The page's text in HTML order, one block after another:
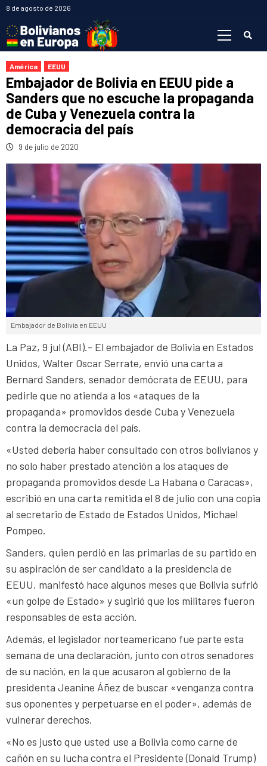
Saltar
contenido
8 de agosto de 2026
América EEUU
Embajador de Bolivia en EEUU pide a
Sanders que no escuche la propaganda
de Cuba y Venezuela contra la
democracia del país
9 de julio de 2020
Embajador de Bolivia en EEUU
La Paz, 9 jul (ABI).- El embajador de Bolivia en Estados
Unidos, Walter Oscar Serrate, envió una carta a
Bernard Sanders, senador demócrata de EEUU, para
pedirle que no atienda a los «ataques de la
propaganda» promovidos desde Cuba y Venezuela
contra la democracia del país.
«Usted debería haber consultado con otros bolivianos y
no solo haber prestado atención a los ataques de
propaganda promovidos desde La Habana o Caracas»,
escribió en una carta remitida el 8 de julio con una copia
al secretario de Estado de Estados Unidos, Michael
Pompeo.
Sanders, quien perdió en las primarias de su partido en
su aspiración de ser candidato a la presidencia de
EEUU, manifestó hace algunos meses que Bolivia sufrió
«un golpe de Estado» y sugirió que los militares fueron
responsables de esta acción.
Además, el legislador norteamericano fue parte esta
semana de una declaración, junto con otros senadores
de su nación, en la que acusaron al gobierno de la
presidenta Jeanine Áñez de buscar «venganza contra
sus oponentes y perpetuarse en el poder», además de
vulnerar derechos.
«No es justo que usted use a Bolivia como carne de
cañón en su lucha contra el Presidente (Donald Trump)